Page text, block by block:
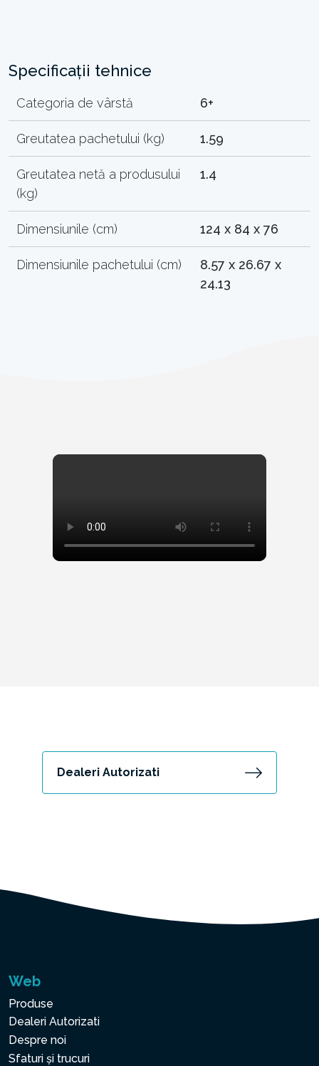
Specificații tehnice
Categoria de vârstă 6+
Greutatea pachetului (kg) 1.59
Greutatea netă a produsului
(kg)
1.4
Dimensiunile (cm) 124 x 84 x 76
Dimensiunile pachetului (cm)
8.57 x 26.67 x
24.13
Dealeri Autorizati
Web
Produse
Dealeri Autorizati
Despre noi
Sfaturi și trucuri